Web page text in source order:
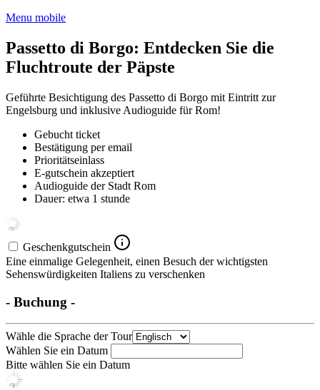
Menu mobile
Passetto di Borgo: Entdecken Sie die
Fluchtroute der Päpste
Geführte Besichtigung des Passetto di Borgo mit Eintritt zur
Engelsburg und inklusive Audioguide für Rom!
Gebucht ticket
Bestätigung per email
Prioritätseinlass
E-gutschein akzeptiert
Audioguide der Stadt Rom
Dauer: etwa 1 stunde
Geschenkgutschein
Eine einmalige Gelegenheit, einen Besuch der wichtigsten
Sehenswürdigkeiten Italiens zu verschenken
- Buchung -
Wähle die Sprache der Tour
Wählen Sie ein Datum
Bitte wählen Sie ein Datum